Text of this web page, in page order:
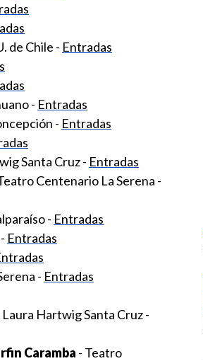
de Chile - Entradas
- Entradas
- Entradas
Santa Cruz - Entradas
Centenario La Serena -
- Entradas
Entradas
- Entradas
Laura Hartwig Santa Cruz -
Caramba - Teatro